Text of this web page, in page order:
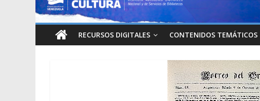
RECURSOS DIGITALES CONTENIDOS TEMÁTICOS